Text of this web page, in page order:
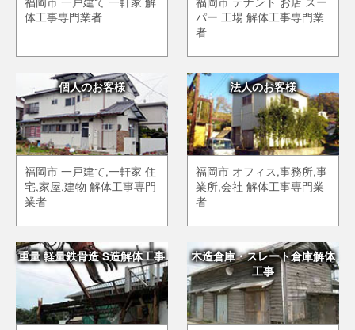
体工事専門業者
パー 工場 解体工事専門業
者
個人のお客様
福岡市 一戸建て,一軒家 住
宅,家屋,建物 解体工事専門
業者
法人のお客様
福岡市 オフィス,事務所,事
業所,会社 解体工事専門業
者
重量 軽量鉄骨造 S造解体工事
木造倉庫・スレート倉庫解体
工事